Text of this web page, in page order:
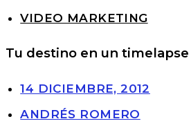
VIDEO MARKETING
Tu destino en un timelapse
14 DICIEMBRE, 2012
ANDRÉS ROMERO